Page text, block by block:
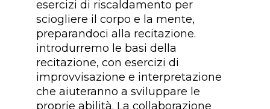
esercizi di riscaldamento per
sciogliere il corpo e la mente,
preparandoci alla recitazione.
introdurremo le basi della
recitazione, con esercizi di
improvvisazione e interpretazione
che aiuteranno a sviluppare le
proprie abilità. La collaborazione